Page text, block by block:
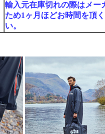
輸入元在庫切れの際はメー
ため1ヶ月ほどお時間を頂
い。